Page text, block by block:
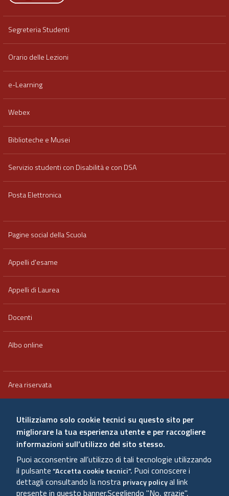
Segreteria Studenti
Orario delle Lezioni
e-Learning
Webex
Biblioteche e Musei
Servizio studenti con Disabilità e con DSA
Posta Elettronica
Pagine social della Scuola
Appelli d'esame
Appelli di Laurea
Docenti
Albo online
Area riservata
Amministrazione trasparente
Sitemap
Utilizziamo solo cookie tecnici su questo sito per
migliorare la tua esperienza utente e per raccogliere
informazioni sull’utilizzo del sito stesso.
Puoi acconsentire all’utilizzo di tali tecnologie utilizzando
il pulsante“Accetta cookie tecnici”. Puoi conoscere i
dettagli consultando la nostra privacy policyal link
presente in questo banner.Scegliendo "No, grazie",